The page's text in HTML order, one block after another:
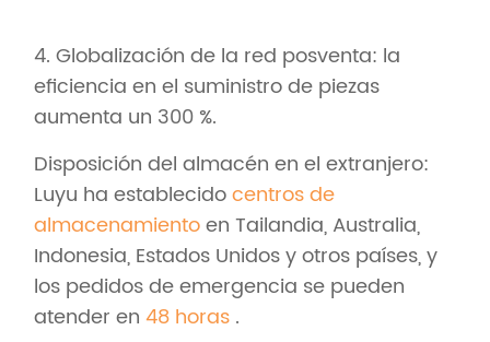
4. Globalización de la red posventa: la
eficiencia en el suministro de piezas
aumenta un 300 %.
Disposición del almacén en el extranjero:
Luyu ha establecidocentros de
almacenamientoen Tailandia, Australia,
Indonesia, Estados Unidos y otros países, y
los pedidos de emergencia se pueden
atender en48 horas .